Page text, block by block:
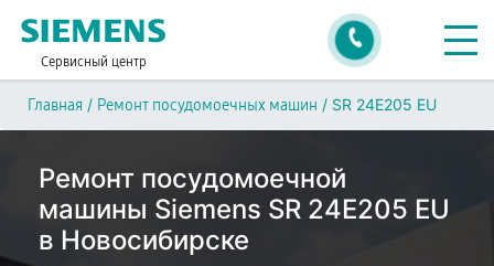
Сервисный центр
Главная / Ремонт посудомоечных машин / SR 24E205 EU
Ремонт посудомоечной
машины Siemens SR 24E205 EU
в Новосибирске